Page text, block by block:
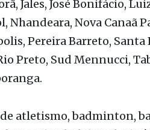
Birigui, Brejo Alegre,
Fernandópolis,
Jales, José Bonifácio,
Nova Canaã
Pereira Barreto, Santa